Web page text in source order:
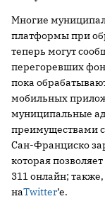
Многие
платформы при
теперь могут
перегоревших
пока
мобильных
муниципальные
преимуществами
Сан-Франциско
которая
311 онлайн;
наTwitter’e.